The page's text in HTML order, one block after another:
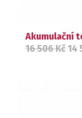
Akumulační
16 506Kč 14